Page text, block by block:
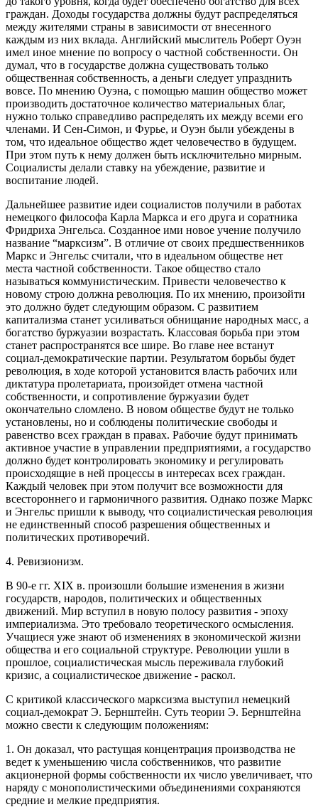
граждан. Доходы государства должны будут распределяться
между жителями страны в зависимости от внесенного
каждым из них вклада. Английский мыслитель Роберт Оуэн
имел иное мнение по вопросу о частной собственности. Он
думал, что в государстве должна существовать только
общественная собственность, а деньги следует упразднить
вовсе. По мнению Оуэна, с помощью машин общество может
производить достаточное количество материальных благ,
нужно только справедливо распределять их между всеми его
членами. И Сен-Симон, и Фурье, и Оуэн были убеждены в
том, что идеальное общество ждет человечество в будущем.
При этом путь к нему должен быть исключительно мирным.
Социалисты делали ставку на убеждение, развитие и
воспитание людей.
Дальнейшее развитие идеи социалистов получили в работах
немецкого философа Карла Маркса и его друга и соратника
Фридриха Энгельса. Созданное ими новое учение получило
название “марксизм”. В отличие от своих предшественников
Маркс и Энгельс считали, что в идеальном обществе нет
места частной собственности. Такое общество стало
называться коммунистическим. Привести человечество к
новому строю должна революция. По их мнению, произойти
это должно будет следующим образом. С развитием
капитализма станет усиливаться обнищание народных масс, а
богатство буржуазии возрастать. Классовая борьба при этом
станет распространятся все шире. Во главе нее встанут
социал-демократические партии. Результатом борьбы будет
революция, в ходе которой установится власть рабочих или
диктатура пролетариата, произойдет отмена частной
собственности, и сопротивление буржуазии будет
окончательно сломлено. В новом обществе будут не только
установлены, но и соблюдены политические свободы и
равенство всех граждан в правах. Рабочие будут принимать
активное участие в управлении предприятиями, а государство
должно будет контролировать экономику и регулировать
происходящие в ней процессы в интересах всех граждан.
Каждый человек при этом получит все возможности для
всестороннего и гармоничного развития. Однако позже Маркс
и Энгельс пришли к выводу, что социалистическая революция
не единственный способ разрешения общественных и
политических противоречий.
4. Ревизионизм.
В 90‑е гг. XIX в. произошли большие изменения в жизни
государств, народов, политических и общественных
движений. Мир вступил в новую полосу развития - эпоху
империализма. Это требовало теоретического осмысления.
Учащиеся уже знают об изменениях в экономической жизни
общества и его социальной структуре. Революции ушли в
прошлое, социалистическая мысль переживала глубокий
кризис, а социалистическое движение - раскол.
С критикой классического марксизма выступил немецкий
социал-демократ Э. Бернштейн. Суть теории Э. Бернштейна
можно свести к следующим положениям:
1. Он доказал, что растущая концентрация производства не
ведет к уменьшению числа собственников, что развитие
акционерной формы собственности их число увеличивает, что
наряду с монополистическими объединениями сохраняются
средние и мелкие предприятия.